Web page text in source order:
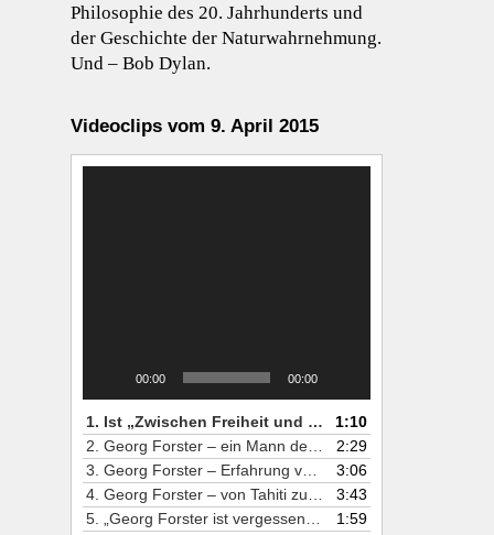
Philosophie des 20. Jahrhunderts und
der Geschichte der Naturwahrnehmung.
Und – Bob Dylan.
Videoclips vom 9. April 2015
00:00 00:00
1. Ist „Zwischen Freiheit und Naturgewalt“ eine Biografie?
1:10
2. Georg Forster – ein Mann der Selbstzweifel & Talente
2:29
3. Georg Forster – Erfahrung vor Theorie
3:06
4. Georg Forster – von Tahiti zur Mainzer Republik, 1793
3:43
5. „Georg Forster ist vergessen gemacht worden.“
1:59